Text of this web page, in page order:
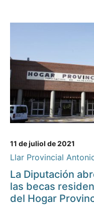
11 de juliol de 2021
Llar Provincial
La Diputación
las becas
del Hogar